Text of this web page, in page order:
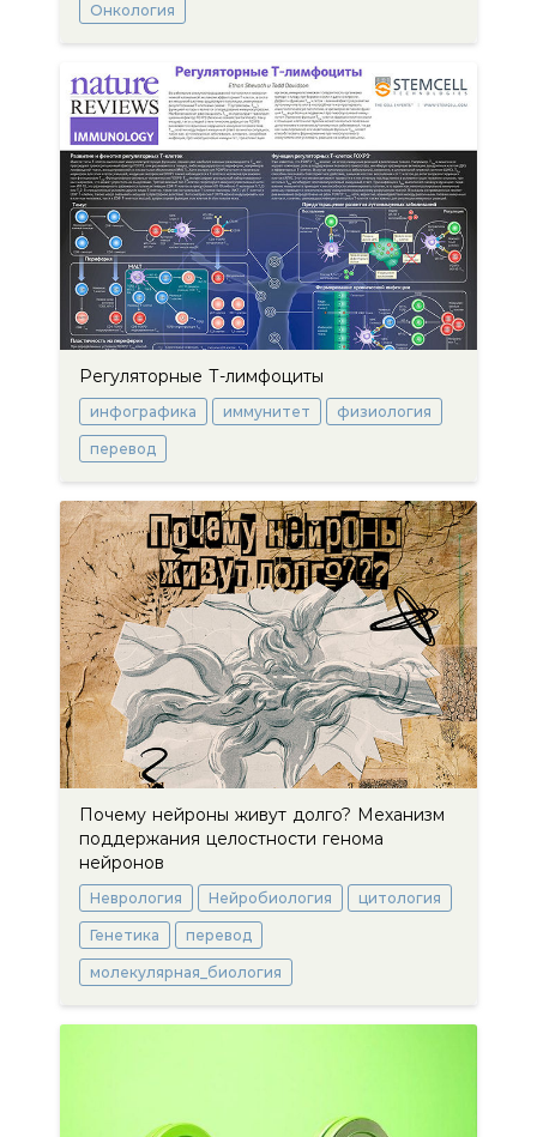
Онкология
Регуляторные Т-лимфоциты
инфографика иммунитет физиология
перевод
Почему нейроны живут долго? Механизм
поддержания целостности генома
нейронов
Неврология Нейробиология цитология
Генетика перевод
молекулярная_биология